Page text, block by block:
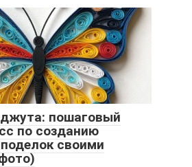
пошаговый
по созданию
своими